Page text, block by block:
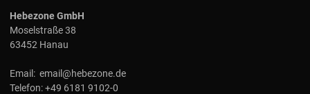
Hebezone GmbH
Moselstraße 38
63452 Hanau
Email: email@hebezone.de
Telefon:+49 6181 9102-0